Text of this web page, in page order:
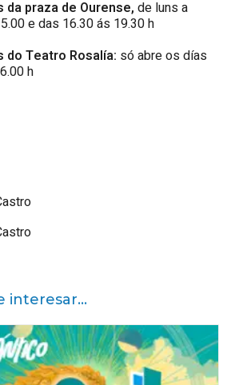
praza de Ourense, de luns a
e das 16.30 ás 19.30 h
do Teatro Rosalía: só abre os días
h
interesar...